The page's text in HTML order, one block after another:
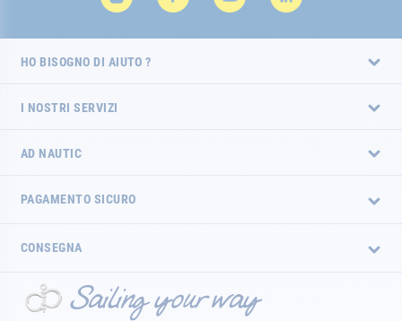
HO BISOGNO DI AIUTO ?
I NOSTRI SERVIZI
AD NAUTIC
PAGAMENTO SICURO
CONSEGNA